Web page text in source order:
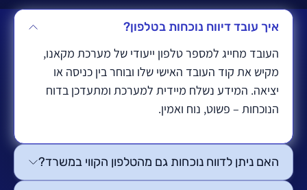
איך עובד דיווח נוכחות בטלפון?
העובד מחייג למספר טלפון ייעודי של מערכת מקאנו,
מקיש את קוד העובד האישי שלו ובוחר בין כניסה או
יציאה. המידע נשלח מיידית למערכת ומתעדכן בדוח
הנוכחות – פשוט, נוח ואמין.
האם ניתן לדווח נוכחות גם מהטלפון הקווי במשרד?